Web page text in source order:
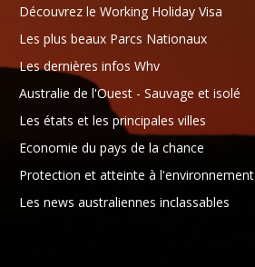
Découvrez le Working Holiday Visa
Les plus beaux Parcs Nationaux
Les dernières infos Whv
Australie de l'Ouest - Sauvage et isolé
Les états et les principales villes
Economie du pays de la chance
Protection et atteinte à l'environnement
Les news australiennes inclassables